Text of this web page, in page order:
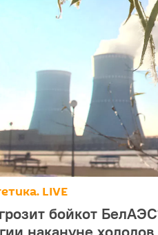
LIVE
бойкот